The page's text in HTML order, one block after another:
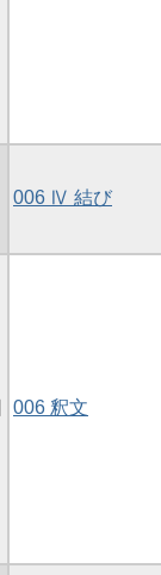
006 Ⅳ 結び
006 釈文